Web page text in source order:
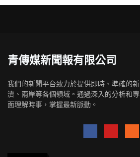
青傳媒新聞報有限公司
我們的新聞平台致力於提供即時、準確的
濟、兩岸等各個領域。通過深入的分析和
面理解時事，掌握最新脈動。